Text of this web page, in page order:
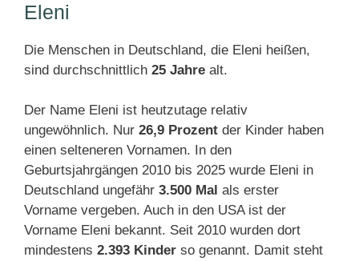
Eleni
Die Menschen in Deutschland, die Eleni heißen,
sind durchschnittlich 25 Jahre alt.
Der Name Eleni ist heutzutage relativ
ungewöhnlich. Nur 26,9 Prozent der Kinder haben
einen selteneren Vornamen. In den
Geburtsjahrgängen 2010 bis 2025 wurde Eleni in
Deutschland ungefähr 3.500 Mal als erster
Vorname vergeben. Auch in den USA ist der
Vorname Eleni bekannt. Seit 2010 wurden dort
mindestens 2.393 Kinder so genannt. Damit steht